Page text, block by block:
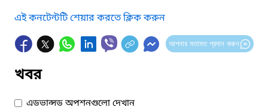
এই কনটেন্টটি শেয়ার করতে ক্লিক করুন
আপনার মতামত প্রদান করুন
খবর
এডভান্সড অপশনগুলো দেখান